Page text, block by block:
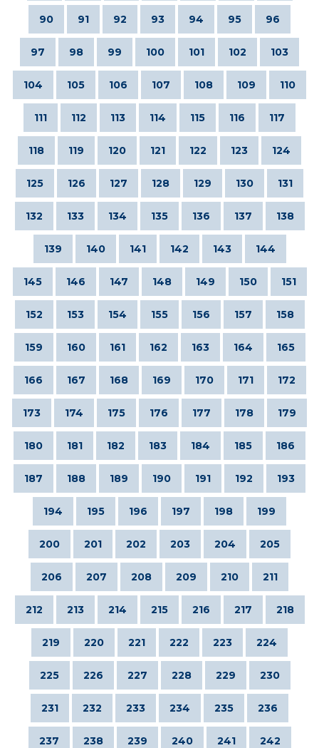
90 91 92 93 94 95 96
97 98 99 100 101 102 103
104 105 106 107 108 109 110
111 112 113 114 115 116 117
118 119 120 121 122 123 124
125 126 127 128 129 130 131
132 133 134 135 136 137 138
139 140 141 142 143 144
145 146 147 148 149 150 151
152 153 154 155 156 157 158
159 160 161 162 163 164 165
166 167 168 169 170 171 172
173 174 175 176 177 178 179
180 181 182 183 184 185 186
187 188 189 190 191 192 193
194 195 196 197 198 199
200 201 202 203 204 205
206 207 208 209 210 211
212 213 214 215 216 217 218
219 220 221 222 223 224
225 226 227 228 229 230
231 232 233 234 235 236
237 238 239 240 241 242